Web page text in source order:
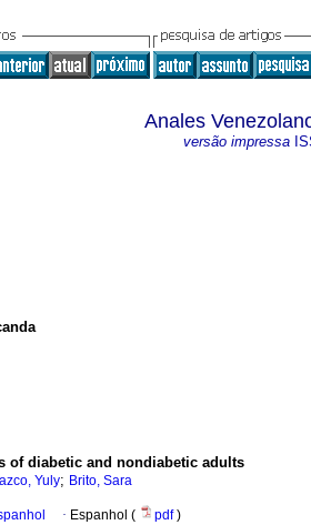
Anales
versão impressa
of diabetic and nondiabetic adults
Yuly; Brito, Sara
· Espanhol ( pdf)